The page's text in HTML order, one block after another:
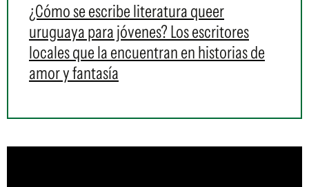
¿Cómo se escribe literatura queer
uruguaya para jóvenes? Los escritores
locales que la encuentran en historias de
amor y fantasía